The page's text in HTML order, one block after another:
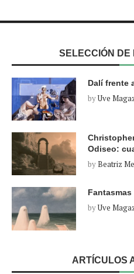
SELECCIÓN DE
Dalí frente
byUve
Odiseo:
byBeatriz
byUve
ARTÍCULOS